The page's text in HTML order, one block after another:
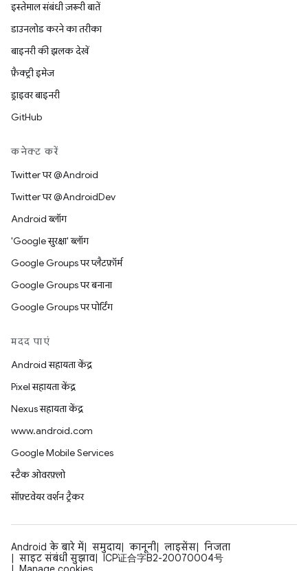
इस्तेमाल संबंधी ज़रूरी बातें
डाउनलोड करने का तरीका
बाइनरी की झलक देखें
फ़ैक्ट्री इमेज
ड्राइवर बाइनरी
GitHub
कनेक्ट करें
Twitter पर @Android
Twitter पर @AndroidDev
Android ब्लॉग
'Google सुरक्षा' ब्लॉग
Google Groups पर प्लैटफ़ॉर्म
Google Groups पर बनाना
Google Groups पर पोर्टिंग
मदद पाएं
Android सहायता केंद्र
Pixel सहायता केंद्र
Nexus सहायता केंद्र
www.android.com
Google Mobile Services
स्टैक ओवरफ़्लो
सॉफ़्टवेयर वर्शन ट्रैकर
Android के बारे में समुदाय कानूनी लाइसेंस
निजता
साइट संबंधी सुझाव
ICP证合字B2-20070004号